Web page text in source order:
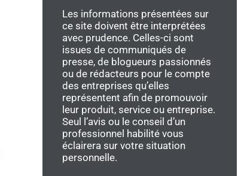
Les informations présentées sur
ce site doivent être interprétées
avec prudence. Celles-ci sont
issues de communiqués de
presse, de blogueurs passionnés
ou de rédacteurs pour le compte
des entreprises qu’elles
représentent afin de promouvoir
leur produit, service ou entreprise.
Seul l’avis ou le conseil d’un
professionnel habilité vous
éclairera sur votre situation
personnelle.